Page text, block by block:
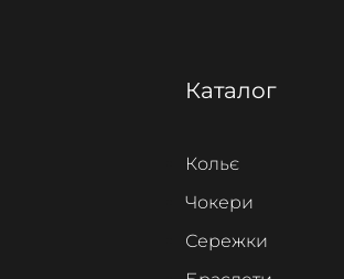
Каталог
Кольє
Чокери
Сережки